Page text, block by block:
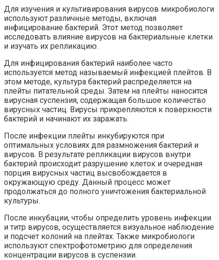
Для изучения и культивирования вирусов микробиологи
используют различные методы, включая
инфицирование бактерий. Этот метод позволяет
исследовать влияние вирусов на бактериальные клетки
и изучать их репликацию.
Для инфицирования бактерий наиболее часто
используется метод называемый инфекцией плейтов. В
этом методе, культура бактерий распределяется на
плейты питательной среды. Затем на плейты наносится
вирусная суспензия, содержащая большое количество
вирусных частиц. Вирусы прикрепляются к поверхности
бактерий и начинают их заражать.
После инфекции плейты инкубируются при
оптимальных условиях для размножения бактерий и
вирусов. В результате репликации вирусов внутри
бактерий происходит разрушение клеток и очередная
порция вирусных частиц высвобождается в
окружающую среду. Данный процесс может
продолжаться до полного уничтожения бактериальной
культуры.
После инкубации, чтобы определить уровень инфекции
и титр вирусов, осуществляется визуальное наблюдение
и подсчет колоний на плейтах. Также микробиологи
используют спектрофотометрию для определения
концентрации вирусов в суспензии.